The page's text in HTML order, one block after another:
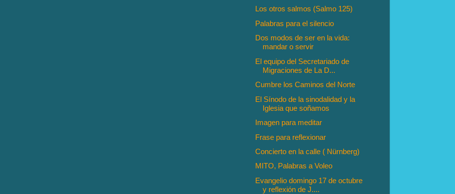
Los otros salmos (Salmo 125)
Palabras para el silencio
Dos modos de ser en la vida:
mandar o servir
El equipo del Secretariado de
Migraciones de La D...
Cumbre los Caminos del Norte
El Sínodo de la sinodalidad y la
Iglesia que soñamos
Imagen para meditar
Frase para reflexionar
Concierto en la calle ( Nürnberg)
MITO, Palabras a Voleo
Evangelio domingo 17 de octubre
y reflexión de J....